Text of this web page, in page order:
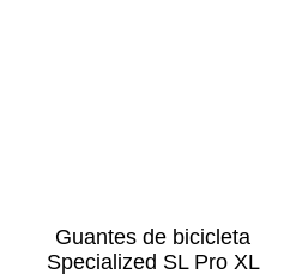
Guantes de bicicleta
Specialized SL Pro XL